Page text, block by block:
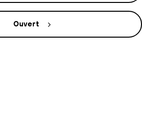
Ouvert